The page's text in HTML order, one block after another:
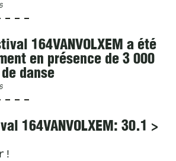
164VANVOLXEM a été
en présence de 3 000
danse
164VANVOLXEM: 30.1 >